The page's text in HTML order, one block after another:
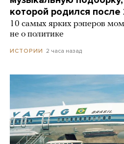
которой родился
10 самых ярких рэперов
не о политике
ИСТОРИИ 2 часа назад